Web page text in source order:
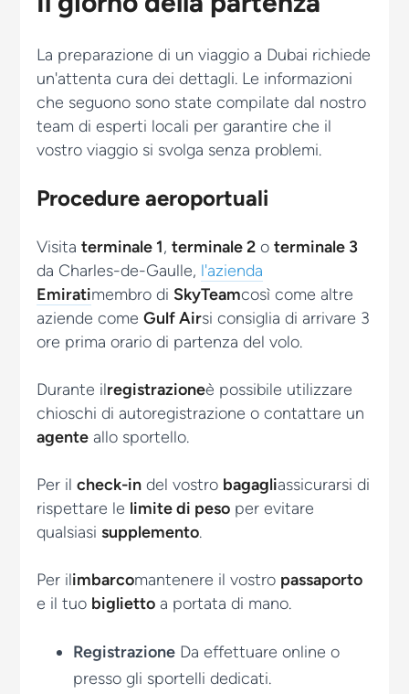
La preparazione di un viaggio a Dubai richiede
un'attenta cura dei dettagli. Le informazioni
che seguono sono state compilate dal nostro
team di esperti locali per garantire che il
vostro viaggio si svolga senza problemi.
Procedure aeroportuali
Visitaterminale 1,terminale 2 oterminale 3
da Charles-de-Gaulle, l'azienda
Emiratimembro di SkyTeamcosì come altre
aziende comeGulf Airsi consiglia di arrivare 3
ore primaorario di partenza del volo.
Durante ilregistrazioneè possibile utilizzare
chioschi di autoregistrazione o contattare un
agente allo sportello.
Per ilcheck-in del vostro bagagliassicurarsi di
rispettare le limite di peso per evitare
qualsiasisupplemento.
Per ilimbarcomantenere il vostro passaporto
e il tuo biglietto a portata di mano.
Registrazione Da effettuare online o
presso gli sportelli dedicati.